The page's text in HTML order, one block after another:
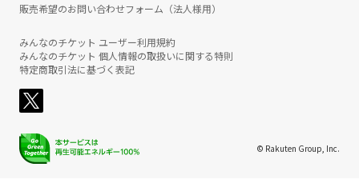
販売希望のお問い合わせフォーム（法人様用）
みんなのチケット ユーザー利用規約
みんなのチケット 個人情報の取扱いに関する特則
特定商取引法に基づく表記
© Rakuten Group, Inc.